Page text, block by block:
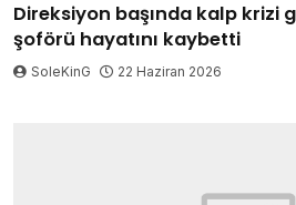
Direksiyon başında kalp krizi
şoförü hayatını kaybetti
SoleKinG 22 Haziran 2026